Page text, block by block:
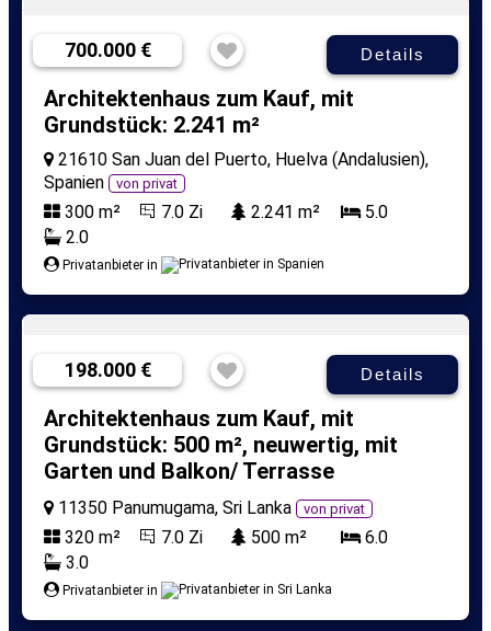
700.000 € Details
Architektenhaus zum Kauf, mit
Grundstück: 2.241 m²
21610 San Juan del Puerto, Huelva (Andalusien),
Spanien
von privat
300 m² 7.0 Zi 2.241 m²
5.0
2.0
Privatanbieter in
198.000 € Details
Architektenhaus zum Kauf, mit
Grundstück: 500 m², neuwertig, mit
Garten und Balkon/ Terrasse
11350 Panumugama, Sri Lanka von privat
320 m² 7.0 Zi 500 m²
6.0
3.0
Privatanbieter in